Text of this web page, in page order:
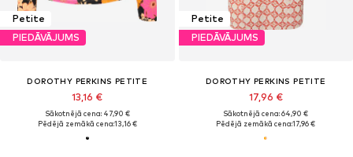
Petite
PIEDĀVĀJUMS
DOROTHY PERKINS PETITE
13,16 €
Sākotnējā cena: 47,90 €
Pēdējā zemākā cena:13,16 €
Petite
PIEDĀVĀJUMS
DOROTHY PERKINS PETITE
17,96 €
Sākotnējā cena: 64,90 €
Pēdējā zemākā cena:17,96 €